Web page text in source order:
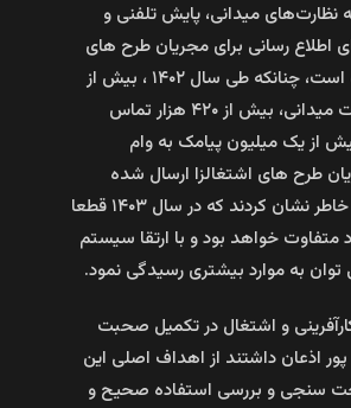
نظارت‌های میدانی، پایش تلفنی و
اطلاع رسانی برای مجریان طرح‌ های
اشتغالزا گردیده است، چنانکه طی سال ۱۴۰۲ ، بیش از
یکصد هزار نظارت میدانی، بیش از ۴۲۰ هزار تماس
از یک میلیون پیامک به وام
طرح های اشتغالزا ارسال شده
است. همچنین خاطر نشان کردند که در سال ۱۴۰۳ قطعا
متفاوت خواهد بود و با ارتقا سیستم
توان به موارد بیشتری رسیدگی نمود.
و اشتغال در تکمیل صحبت
اذعان داشتند از اهداف اصلی این
سنجی و بررسی استفاده صحیح و